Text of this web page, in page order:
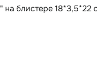
блистере 18*3,5*22